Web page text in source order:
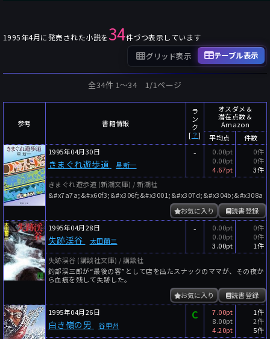
フォーマット
単行本
～
Pt
～
Pt
～
件
読者数
人
年代
年代と月の範囲
先月以降
年
月
1995年4月に発売された小説を34件づつ表示しています
グリッド表示 テーブル表示
全34件 1〜34 1/1ページ
参考 書籍情報
ラ
ン
ク
[ ？]
オスダメ＆
潜在点数＆
Amazon
平均点
件数
1995年04月30日
きまぐれ遊歩道 星新一
-
0.00pt
0.00pt
4.67pt
0件
0件
3件
きまぐれ遊歩道 (新潮文庫) / 新潮社
読書登録
お気に入り
1995年04月28日
失跡渓谷 太田蘭三
-
0.00pt
0.00pt
3.00pt
0件
0件
1件
失跡渓谷 (講談社文庫) / 講談社
釣部渓三郎が“最後の客”として店を出たスナックのママが、その夜か
ら血痕を残して失跡した。
読書登録
お気に入り
1995年04月26日
白き嶺の男 谷甲州
C
7.00pt
8.00pt
4.20pt
1件
2件
5件